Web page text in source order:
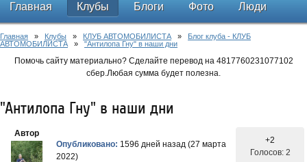
Главная Клубы Блоги Фото Люди
Форум
Главная » Клубы » КЛУБ АВТОМОБИЛИСТА » Блог клуба - КЛУБ
АВТОМОБИЛИСТА » "Антилопа Гну" в наши дни
Помочь сайту материально? Сделайте перевод на 4817760231077102
сбер.Любая сумма будет полезна.
"Антилопа Гну" в наши дни
Автор
Опубликовано: 1596 дней назад (27 марта
2022)
+2
Голосов: 2